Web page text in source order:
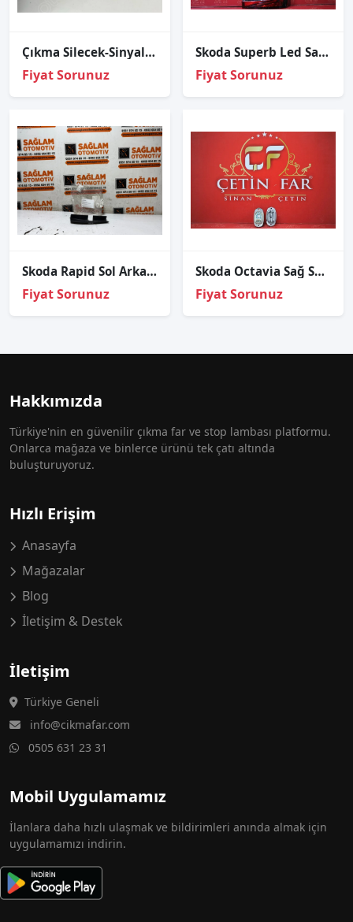
Çıkma Silecek-Sinyal Kolu Skoda Fabia
Fiyat Sorunuz
Skoda Superb Led Sağ Diş Stop Sıfır Hella
Fiyat Sorunuz
Skoda Rapid Sol Arka Stop Kapağı 5JJ945311
Fiyat Sorunuz
Skoda Octavi̇a Sağ Sol Gündüz Led Beyni̇ Sökme Orj 2022-2024
Fiyat Sorunuz
Hakkımızda
Türkiye'nin en güvenilir çıkma far ve stop lambası platformu.
Onlarca mağaza ve binlerce ürünü tek çatı altında
buluşturuyoruz.
Hızlı Erişim
Anasayfa
Mağazalar
Blog
İletişim & Destek
İletişim
Türkiye Geneli
info@cikmafar.com
0505 631 23 31
Mobil Uygulamamız
İlanlara daha hızlı ulaşmak ve bildirimleri anında almak için
uygulamamızı indirin.